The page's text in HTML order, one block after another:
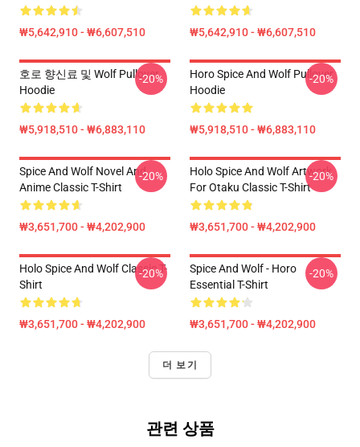
₩5,642,910 - ₩6,607,510 ₩5,642,910 - ₩6,607,510
호로 향신료 및 Wolf Pullover
Hoodie
₩5,918,510 - ₩6,883,110
-20%
Horo Spice And Wolf Pullover
Hoodie
₩5,918,510 - ₩6,883,110
-20%
Spice And Wolf Novel And
Anime Classic T-Shirt
₩3,651,700 - ₩4,202,900
-20%
Holo Spice And Wolf Artwork
For Otaku Classic T-Shirt
₩3,651,700 - ₩4,202,900
-20%
Holo Spice And Wolf Classic T-
Shirt
₩3,651,700 - ₩4,202,900
-20%
Spice And Wolf - Horo
Essential T-Shirt
₩3,651,700 - ₩4,202,900
-20%
더 보기
관련 상품